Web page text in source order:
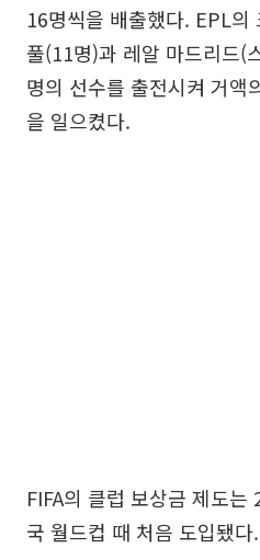
16명씩을 배출했다. EPL의
풀(11명)과 레알 마드리드(
명의 선수를 출전시켜 거액
을 일으켰다.
FIFA의 클럽 보상금 제도
국 월드컵 때 처음 도입됐다.